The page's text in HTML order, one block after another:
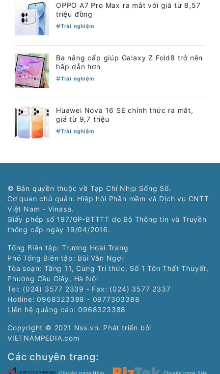
OPPO A7 Pro Max ra mắt với giá từ 8,57
triệu đồng
Trải nghiệm
Ba nâng cấp giúp Galaxy Z Fold8 trở nên
hấp dẫn hơn
Trải nghiệm
Huawei Nova 16 SE chính thức ra mắt,
giá từ 9,7 triệu
Trải nghiệm
© Bản quyền thuộc về Tạp Chí Nhịp Sống Số.
Cơ quan chủ quản: Hiệp hội Phần mềm và Dịch vụ CNTT
Việt Nam - Vinasa.
Giấy phép số 197/GP-BTTTT do Bộ Thông tin và Truyền
thông cấp ngày 19/04/2016.
Tổng Biên tập: Trương Hoài Trang
Phó Tổng Biên tập: Bùi Văn Ngợi
Tòa soạn: Tầng 11, Cung Trí thức, Số 1 Tôn Thất Thuyết,
Phường Cầu Giấy, Hà Nội
Tel: (024) 3577 2339 - Fax: (024) 3577 2337
Hotline: 0968323388 - 0977303388
Liên hệ quảng cáo: 0968323388
Copyright © 2021 Nss.vn. Phát triển bởi
VIETNAMPEDIA.com
Các chuyên trang:
Chuyên trang Nhịp Chuyên trang Siêu